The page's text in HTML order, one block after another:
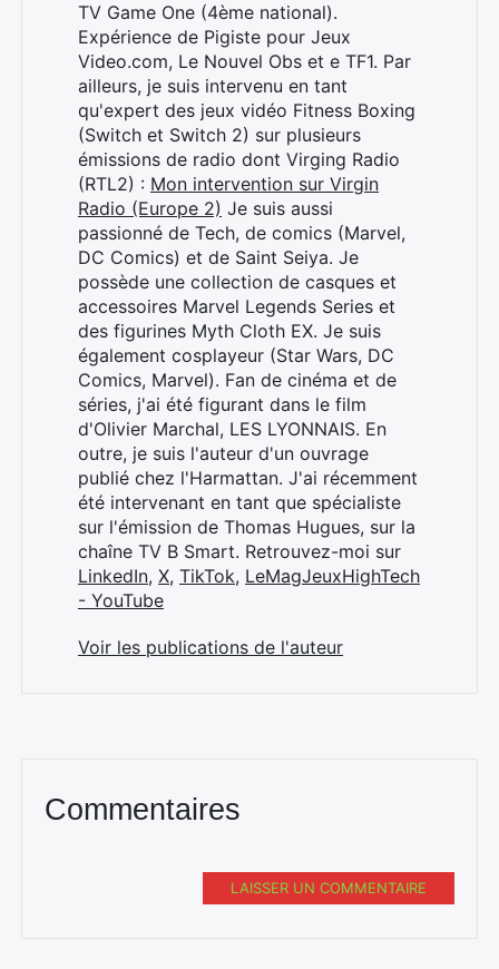
TV Game One (4ème national).
Expérience de Pigiste pour Jeux
Video.com, Le Nouvel Obs et e TF1. Par
ailleurs, je suis intervenu en tant
qu'expert des jeux vidéo Fitness Boxing
(Switch et Switch 2) sur plusieurs
émissions de radio dont Virging Radio
(RTL2) : Mon intervention sur Virgin
Radio (Europe 2) Je suis aussi
passionné de Tech, de comics (Marvel,
DC Comics) et de Saint Seiya. Je
possède une collection de casques et
accessoires Marvel Legends Series et
des figurines Myth Cloth EX. Je suis
également cosplayeur (Star Wars, DC
Comics, Marvel). Fan de cinéma et de
séries, j'ai été figurant dans le film
d'Olivier Marchal, LES LYONNAIS. En
outre, je suis l'auteur d'un ouvrage
publié chez l'Harmattan. J'ai récemment
été intervenant en tant que spécialiste
sur l'émission de Thomas Hugues, sur la
chaîne TV B Smart. Retrouvez-moi sur
LinkedIn, X, TikTok, LeMagJeuxHighTech
- YouTube
Voir les publications de l'auteur
Commentaires
LAISSER UN COMMENTAIRE